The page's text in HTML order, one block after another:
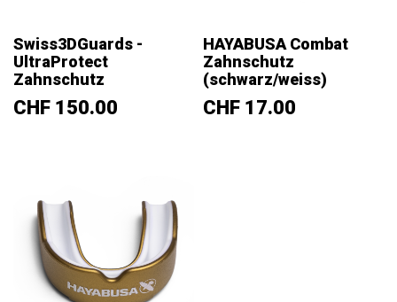
Swiss3DGuards -
UltraProtect
Zahnschutz
Preis
CHF 150.00
HAYABUSA Combat
Zahnschutz
(schwarz/weiss)
Preis
CHF 17.00